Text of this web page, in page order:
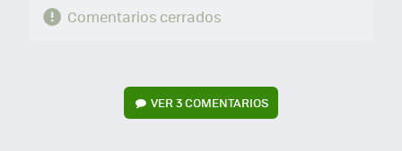
Comentarios cerrados
VER3 COMENTARIOS